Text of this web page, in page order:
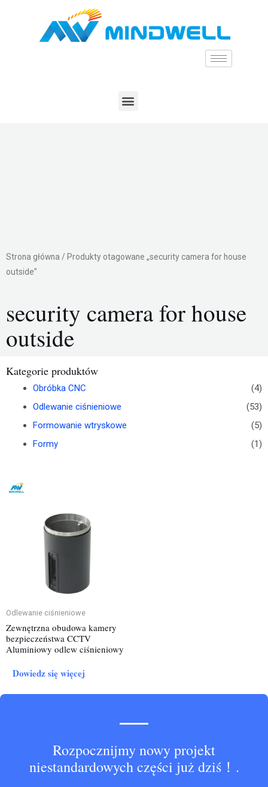
Strona główna / Produkty otagowane „security camera for house
outside”
security camera for house
outside
Kategorie produktów
Obróbka CNC
(4)
Odlewanie ciśnieniowe
(53)
Formowanie wtryskowe
(5)
Formy
(1)
Odlewanie ciśnieniowe
Zewnętrzna obudowa kamery
bezpieczeństwa CCTV
Aluminiowy odlew ciśnieniowy
Dowiedz się więcej
Rozpocznijmy nowy projekt
niestandardowych części już dziś！.